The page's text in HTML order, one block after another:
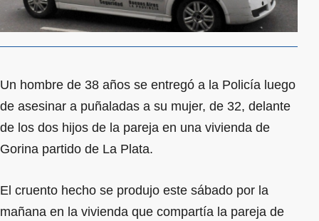
Un hombre de 38 años se entregó a la Policía luego
de asesinar a puñaladas a su mujer, de 32, delante
de los dos hijos de la pareja en una vivienda de
Gorina partido de La Plata.
El cruento hecho se produjo este sábado por la
mañana en la vivienda que compartía la pareja de